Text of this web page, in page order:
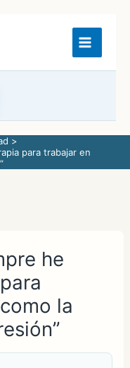
para trabajar en
he
la